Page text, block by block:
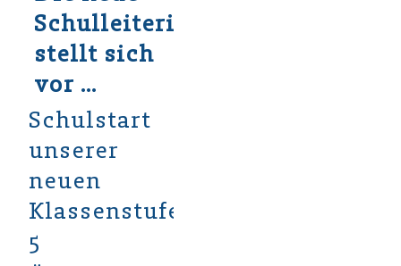
Schulleiterin
stellt sich
vor ...
Schulstart
unserer
neuen
Klassenstufe
5